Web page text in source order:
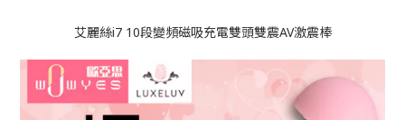
艾麗絲i7 10段變頻磁吸充電雙頭雙震AV激震棒